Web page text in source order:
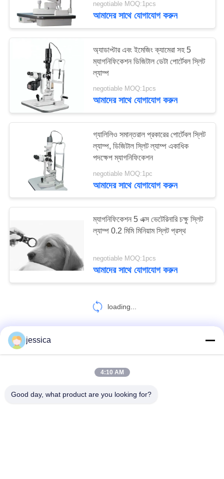
negotiable MOQ:1pcs
আমাদের সাথে যোগাযোগ করুন
অ্যাডাপ্টার এবং ইমেজিং ক্যামেরা সহ 5
ম্যাগনিফিকেশন ডিজিটাল ডেটা পোর্টেবল স্লিট
ল্যাম্প
negotiable MOQ:1pcs
আমাদের সাথে যোগাযোগ করুন
গ্যালিলিও সমান্তরাল প্রকারের পোর্টেবল স্লিট
ল্যাম্প, ডিজিটাল স্লিট ল্যাম্প একাধিক
পদক্ষেপ ম্যাগনিফিকেশন
negotiable MOQ:1pc
আমাদের সাথে যোগাযোগ করুন
ম্যাগনিফিকেশন 5 এক্স ভেটেরিনারি চক্ষু স্লিট
ল্যাম্প 0.2 মিমি মিনিয়াম স্লিট প্রস্থ
negotiable MOQ:1pcs
আমাদের সাথে যোগাযোগ করুন
loading...
jessica
4:10 AM
Good day, what product are you looking for?